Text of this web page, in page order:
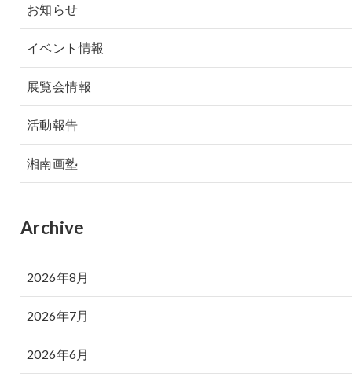
お知らせ
イベント情報
展覧会情報
活動報告
湘南画塾
Archive
2026年8月
2026年7月
2026年6月